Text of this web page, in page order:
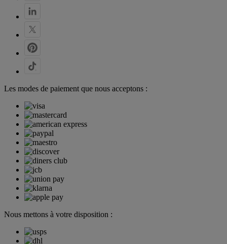
Les modes de paiement que nous acceptons :
Nous mettons à votre disposition :